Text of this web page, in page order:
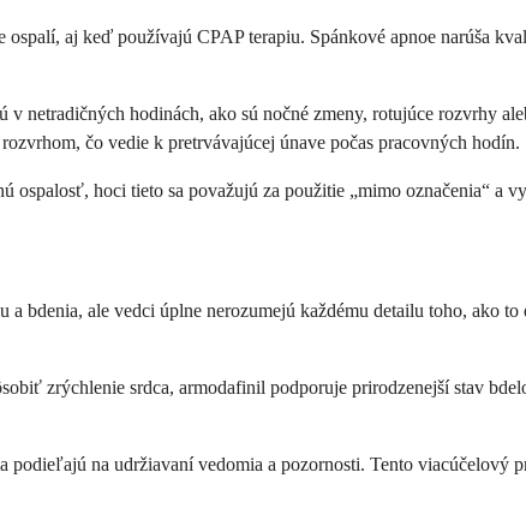
aj keď používajú CPAP terapiu. Spánkové apnoe narúša
hodinách, ako sú nočné zmeny, rotujúce rozvrhy
čo vedie k pretrvávajúcej únave počas pracovných hodín.
hoci tieto sa považujú za použitie „mimo označenia“ a
ale vedci úplne nerozumejú každému detailu toho, ako
zrýchlenie srdca, armodafinil podporuje prirodzenejší stav
na udržiavaní vedomia a pozornosti. Tento